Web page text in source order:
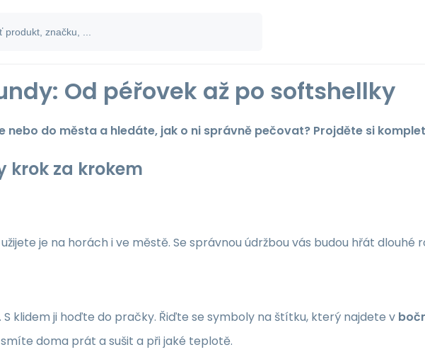
Od péřovek až po softshellky
nebo do města a hledáte, jak o ni správně pečovat? Projděte si
krok za krokem
je na horách i ve městě. Se správnou údržbou vás budou hřát dlouhé
klidem ji hoďte do pračky. Řiďte se symboly na štítku, který najdete v
doma prát a sušit a při jaké teplotě.